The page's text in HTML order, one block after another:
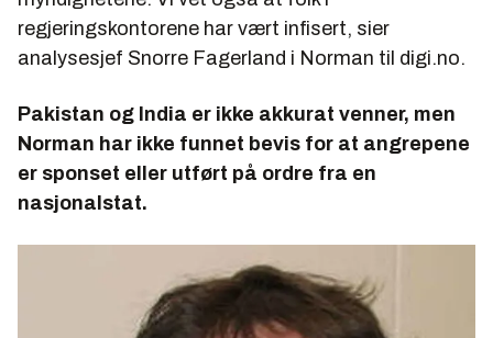
regjeringskontorene har vært infisert, sier
analysesjef Snorre Fagerland i Norman til digi.no.
Pakistan og India er ikke akkurat venner, men
Norman har ikke funnet bevis for at angrepene
er sponset eller utført på ordre fra en
nasjonalstat.